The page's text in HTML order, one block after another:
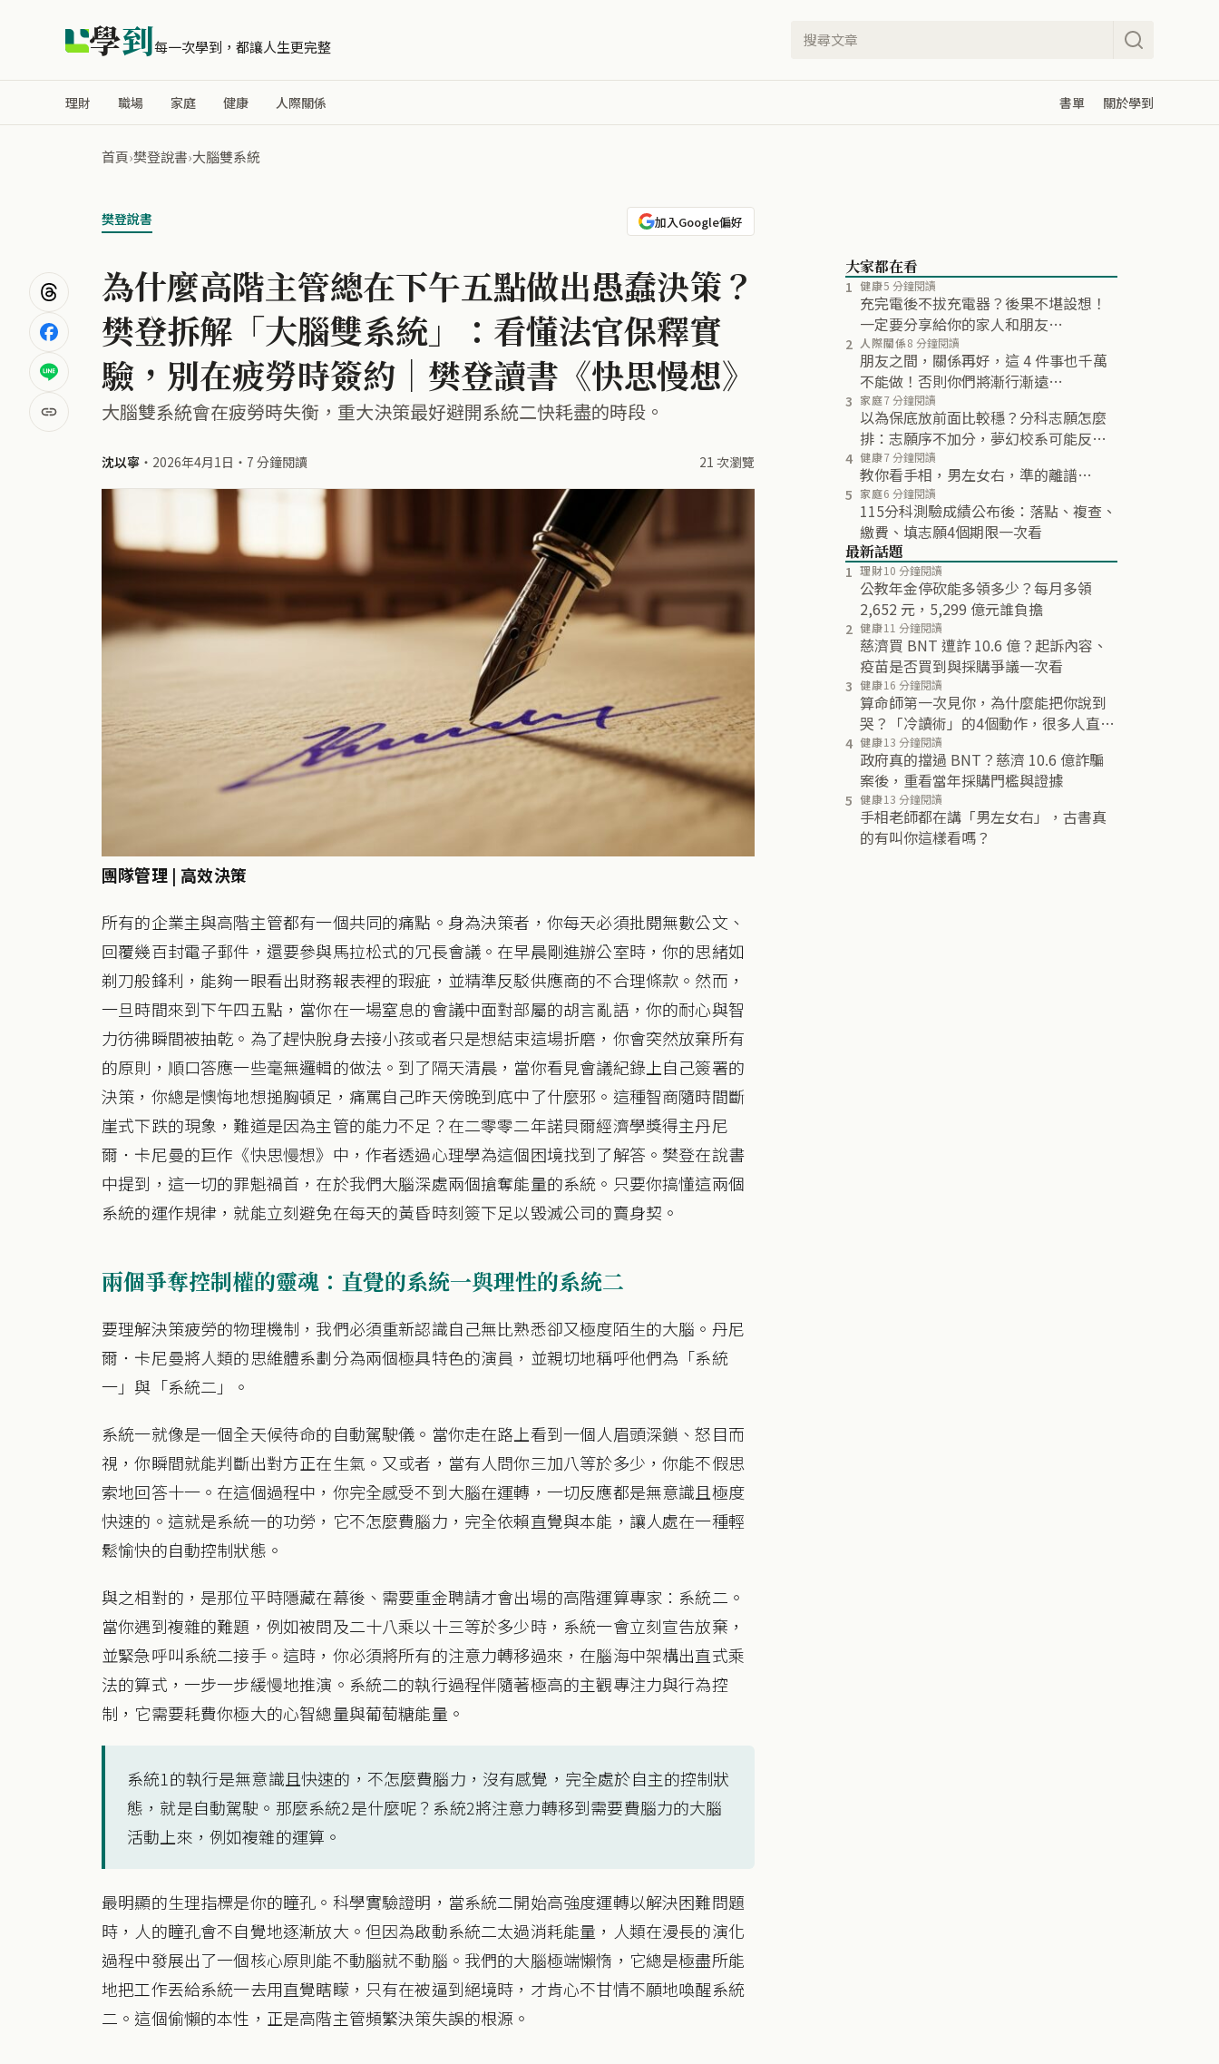
學到每一次學到，都讓人生更完整
理財 職場 家庭 健康 人際關係 書單 關於學到
首頁›樊登說書›大腦雙系統
樊登說書 加入Google偏好
為什麼高階主管總在下午五點做出愚蠢決策？
樊登拆解「大腦雙系統」：看懂法官保釋實
驗，別在疲勞時簽約｜樊登讀書《快思慢想》
大腦雙系統會在疲勞時失衡，重大決策最好避開系統二快耗盡的時段。
沈以寧 ・ 2026年4月1日 ・ 7 分鐘閱讀 21 次瀏覽
團隊管理 | 高效決策
所有的企業主與高階主管都有一個共同的痛點。身為決策者，你每天必須批閱無數公文、
回覆幾百封電子郵件，還要參與馬拉松式的冗長會議。在早晨剛進辦公室時，你的思緒如
剃刀般鋒利，能夠一眼看出財務報表裡的瑕疵，並精準反駁供應商的不合理條款。然而，
一旦時間來到下午四五點，當你在一場窒息的會議中面對部屬的胡言亂語，你的耐心與智
力彷彿瞬間被抽乾。為了趕快脫身去接小孩或者只是想結束這場折磨，你會突然放棄所有
的原則，順口答應一些毫無邏輯的做法。到了隔天清晨，當你看見會議紀錄上自己簽署的
決策，你總是懊悔地想搥胸頓足，痛罵自己昨天傍晚到底中了什麼邪。這種智商隨時間斷
崖式下跌的現象，難道是因為主管的能力不足？在二零零二年諾貝爾經濟學獎得主丹尼
爾．卡尼曼的巨作《快思慢想》中，作者透過心理學為這個困境找到了解答。樊登在說書
中提到，這一切的罪魁禍首，在於我們大腦深處兩個搶奪能量的系統。只要你搞懂這兩個
系統的運作規律，就能立刻避免在每天的黃昏時刻簽下足以毀滅公司的賣身契。
兩個爭奪控制權的靈魂：直覺的系統一與理性的系統二
要理解決策疲勞的物理機制，我們必須重新認識自己無比熟悉卻又極度陌生的大腦。丹尼
爾．卡尼曼將人類的思維體系劃分為兩個極具特色的演員，並親切地稱呼他們為「系統
一」與「系統二」。
系統一就像是一個全天候待命的自動駕駛儀。當你走在路上看到一個人眉頭深鎖、怒目而
視，你瞬間就能判斷出對方正在生氣。又或者，當有人問你三加八等於多少，你能不假思
索地回答十一。在這個過程中，你完全感受不到大腦在運轉，一切反應都是無意識且極度
快速的。這就是系統一的功勞，它不怎麼費腦力，完全依賴直覺與本能，讓人處在一種輕
鬆愉快的自動控制狀態。
與之相對的，是那位平時隱藏在幕後、需要重金聘請才會出場的高階運算專家：系統二。
當你遇到複雜的難題，例如被問及二十八乘以十三等於多少時，系統一會立刻宣告放棄，
並緊急呼叫系統二接手。這時，你必須將所有的注意力轉移過來，在腦海中架構出直式乘
法的算式，一步一步緩慢地推演。系統二的執行過程伴隨著極高的主觀專注力與行為控
制，它需要耗費你極大的心智總量與葡萄糖能量。
系統1的執行是無意識且快速的，不怎麼費腦力，沒有感覺，完全處於自主的控制狀
態，就是自動駕駛。那麼系統2是什麼呢？系統2將注意力轉移到需要費腦力的大腦
活動上來，例如複雜的運算。
最明顯的生理指標是你的瞳孔。科學實驗證明，當系統二開始高強度運轉以解決困難問題
時，人的瞳孔會不自覺地逐漸放大。但因為啟動系統二太過消耗能量，人類在漫長的演化
過程中發展出了一個核心原則能不動腦就不動腦。我們的大腦極端懶惰，它總是極盡所能
地把工作丟給系統一去用直覺瞎矇，只有在被逼到絕境時，才肯心不甘情不願地喚醒系統
二。這個偷懶的本性，正是高階主管頻繁決策失誤的根源。
大家都在看
1 健康5 分鐘閱讀
充完電後不拔充電器？後果不堪設想！
一定要分享給你的家人和朋友…
2 人際關係8 分鐘閱讀
朋友之間，關係再好，這 4 件事也千萬
不能做！否則你們將漸行漸遠…
3 家庭7 分鐘閱讀
以為保底放前面比較穩？分科志願怎麼
排：志願序不加分，夢幻校系可能反而
不再分發
4 健康7 分鐘閱讀
教你看手相，男左女右，準的離譜…
5 家庭6 分鐘閱讀
115分科測驗成績公布後：落點、複查、
繳費、填志願4個期限一次看
最新話題
1 理財10 分鐘閱讀
公教年金停砍能多領多少？每月多領
2,652 元，5,299 億元誰負擔
2 健康11 分鐘閱讀
慈濟買 BNT 遭詐 10.6 億？起訴內容、
疫苗是否買到與採購爭議一次看
3 健康16 分鐘閱讀
算命師第一次見你，為什麼能把你說到
哭？「冷讀術」的4個動作，很多人直到
最後都沒發現
4 健康13 分鐘閱讀
政府真的擋過 BNT？慈濟 10.6 億詐騙
案後，重看當年採購門檻與證據
5 健康13 分鐘閱讀
手相老師都在講「男左女右」，古書真
的有叫你這樣看嗎？